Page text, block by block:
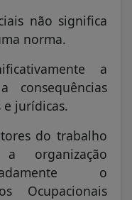
não significa
norma.
a
consequências
jurídicas.
do trabalho
organização
o
Ocupacionais